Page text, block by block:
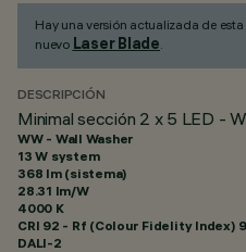
Hay una versión actualizada de
nuevo Laser Blade.
DESCRIPCIÓN
Minimal sección 2 x 5 LED -
WW - Wall Washer
13 W system
368 lm (sistema)
28.31 lm/W
4000 K
CRI 92 - Rf (Colour Fidelity Index)
DALI-2